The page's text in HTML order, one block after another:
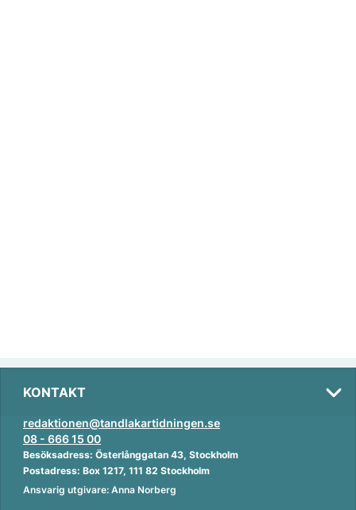
KONTAKT
redaktionen@tandlakartidningen.se
08 - 666 15 00
Besöksadress: Österlånggatan 43, Stockholm
Postadress: Box 1217, 111 82 Stockholm
Ansvarig utgivare: Anna Norberg